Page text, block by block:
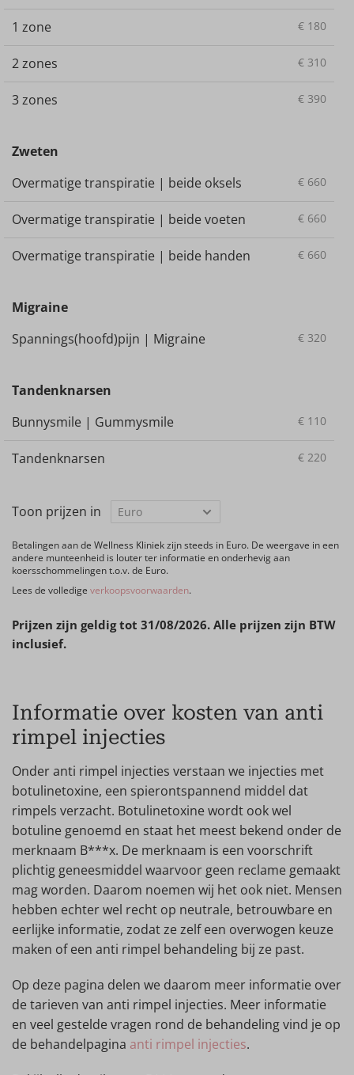
1 zone € 180
2 zones € 310
3 zones € 390
Zweten
Overmatige transpiratie | beide oksels
€ 660
Overmatige transpiratie | beide voeten € 660
Overmatige transpiratie | beide handen € 660
Migraine
Spannings(hoofd)pijn | Migraine
€ 320
Tandenknarsen
Bunnysmile | Gummysmile
€ 110
Tandenknarsen € 220
Toon prijzen in
Betalingen aan de Wellness Kliniek zijn steeds in Euro. De weergave in een
andere munteenheid is louter ter informatie en onderhevig aan
koersschommelingen t.o.v. de Euro.
Lees de volledige verkoopsvoorwaarden.
Prijzen zijn geldig tot 31/08/2026. Alle prijzen zijn BTW
inclusief.
Informatie over kosten van anti
rimpel injecties
Onder anti rimpel injecties verstaan we injecties met
botulinetoxine, een spierontspannend middel dat
rimpels verzacht. Botulinetoxine wordt ook wel
botuline genoemd en staat het meest bekend onder de
merknaam B***x. De merknaam is een voorschrift
plichtig geneesmiddel waarvoor geen reclame gemaakt
mag worden. Daarom noemen wij het ook niet. Mensen
hebben echter wel recht op neutrale, betrouwbare en
eerlijke informatie, zodat ze zelf een overwogen keuze
maken of een anti rimpel behandeling bij ze past.
Op deze pagina delen we daarom meer informatie over
de tarieven van anti rimpel injecties. Meer informatie
en veel gestelde vragen rond de behandeling vind je op
de behandelpagina anti rimpel injecties.